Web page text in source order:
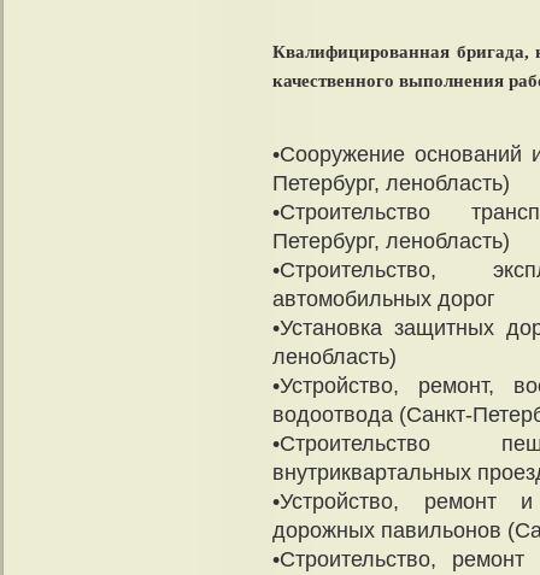
Квалифицированная бригада,
качественного выполнения
•Сооружение оснований
Петербург, ленобласть)
•Строительство
Петербург, ленобласть)
•Строительство,
автомобильных дорог
•Установка защитных
ленобласть)
•Устройство, ремонт,
водоотвода (Санкт-
•Строительство
внутриквартальных
•Устройство, ремонт
дорожных павильонов
•Строительство,